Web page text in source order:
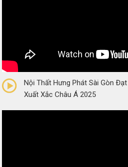
(0 Reviews)
Nội Thất Hưng Phát Sài Gòn
Xuất Xắc Châu Á 2025